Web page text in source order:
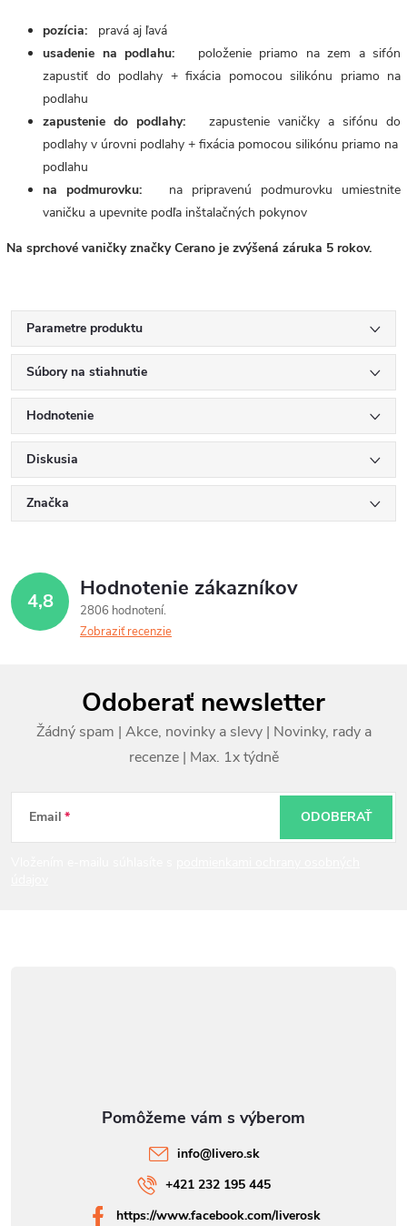
pozícia:
pravá aj ľavá
usadenie na podlahu:
položenie priamo na zem a sifón
zapustiť do podlahy + fixácia pomocou silikónu priamo na
podlahu
zapustenie do podlahy:
zapustenie vaničky a sifónu do
podlahy v úrovni podlahy + fixácia pomocou silikónu priamo na
podlahu
na podmurovku:
na pripravenú podmurovku umiestnite
vaničku a upevnite podľa inštalačných pokynov
Na sprchové vaničky značky Cerano je zvýšená záruka 5 rokov.
Parametre produktu
Súbory na stiahnutie
Hodnotenie
Diskusia
Značka
4,8 Hodnotenie zákazníkov
2806 hodnotení
Zobraziť recenzie
ä
Odoberať newsletter
Email ODOBERAŤ
info@livero.sk
+421 232 195 445
https://www.facebook.com/liverosk